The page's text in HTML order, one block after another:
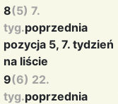
8(5) 7.
tyg.poprzednia
pozycja 5, 7. tydzień
na liście
9(6) 22.
tyg.poprzednia